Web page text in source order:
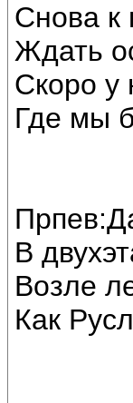
Снова к
Ждать
Скоро у
Где мы
В
Возле
Как